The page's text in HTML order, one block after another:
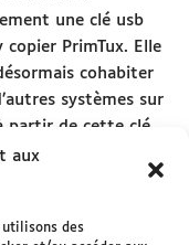
aux
des
une clé usb
copier PrimTux. Elle
cohabiter
systèmes sur
partir de cette clé.